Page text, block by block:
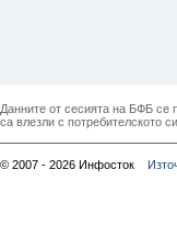
Данните от сесията на БФБ се
са влезли с потребителското
© 2007 - 2026 Инфосток